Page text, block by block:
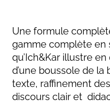
Une formule
gamme complète en
qu’Ich&Kar illustre
d’une boussole de la
texte, raffinement
discours clair et